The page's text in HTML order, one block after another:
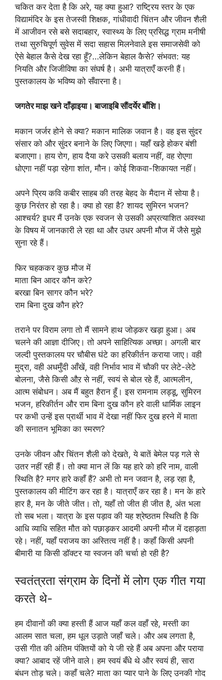
चकित कर देता है कि अरे, यह क्या हुआ? राष्ट्रिय स्तर के एक
विद्यामंदिर के इस तेजस्वी शिक्षक, गांधीवादी चिंतन और जीवन शैली
में आजीवन रसे बसे सदाबहार, स्वास्थ्य के लिए प्रसिद्ध ग्राम मनीषी
तथा सुरुचिपूर्ण सुवेस में सदा सहास मिलनेवाले इस समाजसेवी को
ऐसे बेहाल कैसे देख रहा हूँ?…लेकिन बेहाल कैसे? संभवत: यह
नियति और जिजीविषा का संघर्ष है। अभी यात्राएँ करनी हैं।
पुस्तकालय के भविष्य को सँवारना है।
जगतेर माझ खने दाँड़ाइया। बाजाइबि सौंदर्येर बाँशि।
मकान जर्जर होने से क्या? मकान मालिक जवान है। वह इस सुंदर
संसार को और सुंदर बनाने के लिए जिएगा। यहाँ खड़े होकर बंशी
बजाएगा। हाय रोग, हाय दैया करे उसकी बलाय नहीं, वह रोएगा
धोएगा नहीं पड़ा रहेगा शांत, मौन। कोई शिकवा-शिकायत नहीं।
अपने प्रिय कवि कबीर साहब की तरह बेहद के मैदान में सोया है।
कुछ निरंतर हो रहा है। क्या हो रहा है? शायद सुमिरन भजन?
आश्चर्य? इधर मैं उनके एक स्वजन से उसकी अप्रत्याशित अवस्था
के विषय में जानकारी ले रहा था और उधर अपनी मौज में जैसे मुझे
सुना रहे हैं।
फिर चहककर कुछ मौज में
माता बिन आदर कौन करे?
बरखा बिन सागर कौन भरे?
राम बिना दुख कौन हरे?
तराने पर विराम लगा तो मैं सामने हाथ जोड़कर खड़ा हुआ। अब
चलने की आज्ञा दीजिए। तो अपने साहित्यिक अच्छा। अगली बार
जल्दी पुस्तकालय पर चौबीस घंटे का हरिकीर्तन कराया जाए। वही
मुद्रा, वही अधमुँदी आँखें, वही निर्भाव भाव में चौकी पर लेटे-लेटे
बोलना, जैसे किसी औऱ से नहीं, स्वयं से बोल रहे हैं, आत्मलीन,
आत्म संबोधन। अब मैं बहुत हैरान हूँ। इस रामनाम लड्डू, सुमिरन
भजन, हरिकीर्तन और राम बिना दुख कौन हरे वाली धार्मिक लाइन
पर कभी उन्हें इस प्रार्थी भाव में देखा नहीं फिर दुख हरने में माता
की सनातन भूमिका का स्मरण?
उनके जीवन और चिंतन शैली को देखते, ये बातें बेमेल पड़ गले से
उतर नहीं रही हैं। तो क्या मान लें कि यह हारे को हरि नाम, वाली
स्थिति है? मगर हारे कहाँ हैं? अभी तो मन जवान है, लड़ रहा है,
पुस्तकालय की मीटिंग कर रहा है। यात्राएँ कर रहा है। मन के हारे
हार है, मन के जीते जीत। तो, यहाँ तो जीत ही जीत है, अंत भला
तो सब भला। यात्रा के इस पड़ाव की यह श्रेष्ठतम स्थिति है कि
आधि व्याधि सहित मौत को पछाड़कर आदमी अपनी मौज में दहाड़ता
रहे। नहीं, यहाँ पराजय का अस्तित्व नहीं है। कहाँ किसी अपनी
बीमारी या किसी डॉक्टर या स्वजन की चर्चा हो रही है?
स्वतंत्रता संग्राम के दिनों में लोग एक गीत गया
करते थे-
हम दीवानों की क्या हस्ती हैं आज यहाँ कल वहाँ रहे, मस्ती का
आलम सात चला, हम धूल उड़ाते जहाँ चले। और अब लगता है,
उसी गीत की अंतिम पंक्तियों को ये जी रहे हैं अब अपना और पराया
क्या? आबाद रहें जीने वाले। हम स्वयं बँधे थे और स्वयं ही, सारा
बंधन तोड़ चले। कहाँ चले? माता का प्यार पाने के लिए उनकी गोद